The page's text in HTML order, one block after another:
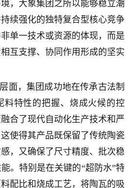
，大象集团之所以能够稳立潮
续强化的独特复合型核心竞争
单一技术或资源的体现，而是
互支撑、协同作用形成的坚实
面，集团成功地在传承古法制
料特性的把握、烧成火候的控
合了现代自动化生产技术和严
使得其产品既保留了传统陶瓷
，又确保了尺寸精度、批次稳
。特别是在关键的“超防水”特
配比和烧成工艺，将陶瓦的吸